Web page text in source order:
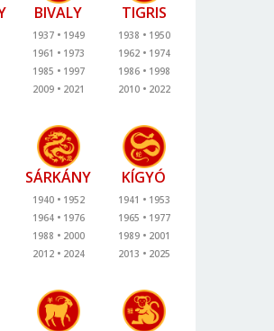
BIVALY
1937
1949
1961
1973
1985
1997
2009
2021
TIGRIS
1938
1950
1962
1974
1986
1998
2010
2022
SÁRKÁNY
1940
1952
1964
1976
1988
2000
2012
2024
KÍGYÓ
1941
1953
1965
1977
1989
2001
2013
2025